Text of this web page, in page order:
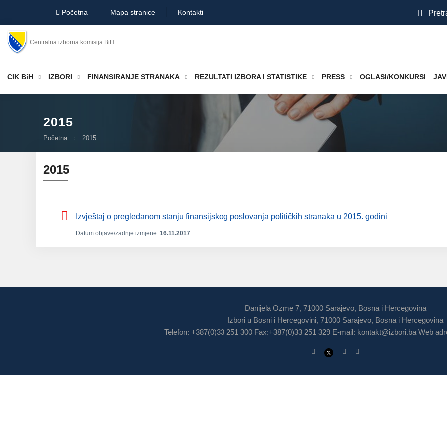
Početna Mapa stranice Kontakti
Centralna izborna komisija BiH
CIK BiH IZBORI FINANSIRANJE STRANAKA REZULTATI IZBORA I STATISTIKE PRESS OGLASI/KONKURSI
2015
Početna 2015
2015
Izvještaj o pregledanom stanju finansijskog poslovanja političkih stranaka u 2015. godini
Datum objave/zadnje izmjene: 16.11.2017
Danijela Ozme 7, 71000 Sarajevo, Bosna i Hercegovina
Izbori u Bosni i Hercegovini, 71000 Sarajevo, Bosna i Hercegovina
Telefon: +387(0)33 251 300 Fax:+387(0)33 251 329 E-mail: kontakt@izbori.baWeb